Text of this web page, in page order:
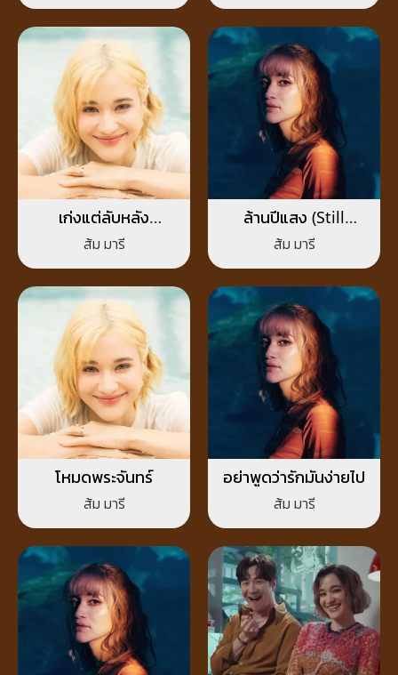
เก่งแต่ลับหลัง
(FINSTA)
ส้ม มารี
ล้านปีแสง (Still
Missing You)
ส้ม มารี
โหมดพระจันทร์
ส้ม มารี
อย่าพูดว่ารักมันง่ายไป
ส้ม มารี